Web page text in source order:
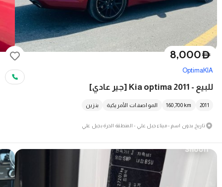
D
8,000
KIA
Optima
للبيع - Kia optima 2011 [جير عادي]
2011
160,700 km المواصفات الأمريكية بنزين
تاريخ بدون اسم - ميناء جبل علي - المنطقة الحرة بجبل علي